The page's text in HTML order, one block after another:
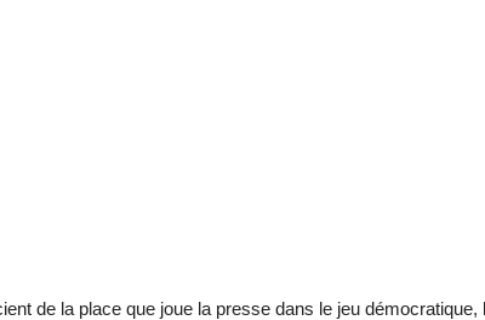
de la place que joue la presse dans le jeu